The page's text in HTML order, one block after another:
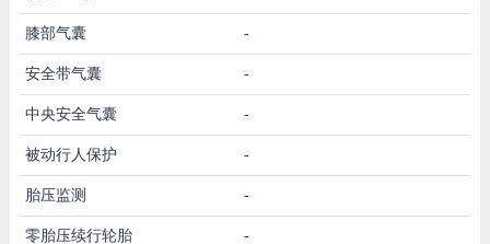
膝部气囊 -
安全带气囊 -
中央安全气囊 -
被动行人保护 -
胎压监测 -
零胎压续行轮胎 -